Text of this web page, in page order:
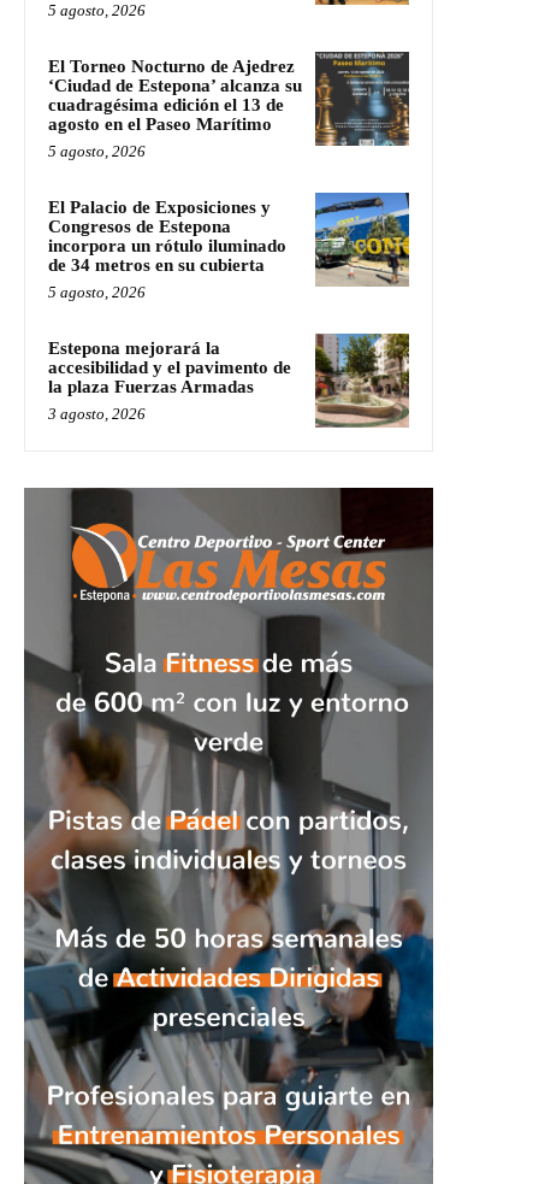
5 agosto, 2026
El Torneo Nocturno de Ajedrez
‘Ciudad de Estepona’ alcanza su
cuadragésima edición el 13 de
agosto en el Paseo Marítimo
5 agosto, 2026
El Palacio de Exposiciones y
Congresos de Estepona
incorpora un rótulo iluminado
de 34 metros en su cubierta
5 agosto, 2026
Estepona mejorará la
accesibilidad y el pavimento de
la plaza Fuerzas Armadas
3 agosto, 2026